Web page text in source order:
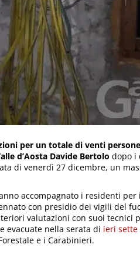
per un totale di venti
d’Aosta Davide Bertolo dopo i
di venerdì 27 dicembre, un
accompagnato i residenti
con presidio dei vigili del
valutazioni con suoi tecnici
evacuate nella serata di ieri sette
e i Carabinieri.